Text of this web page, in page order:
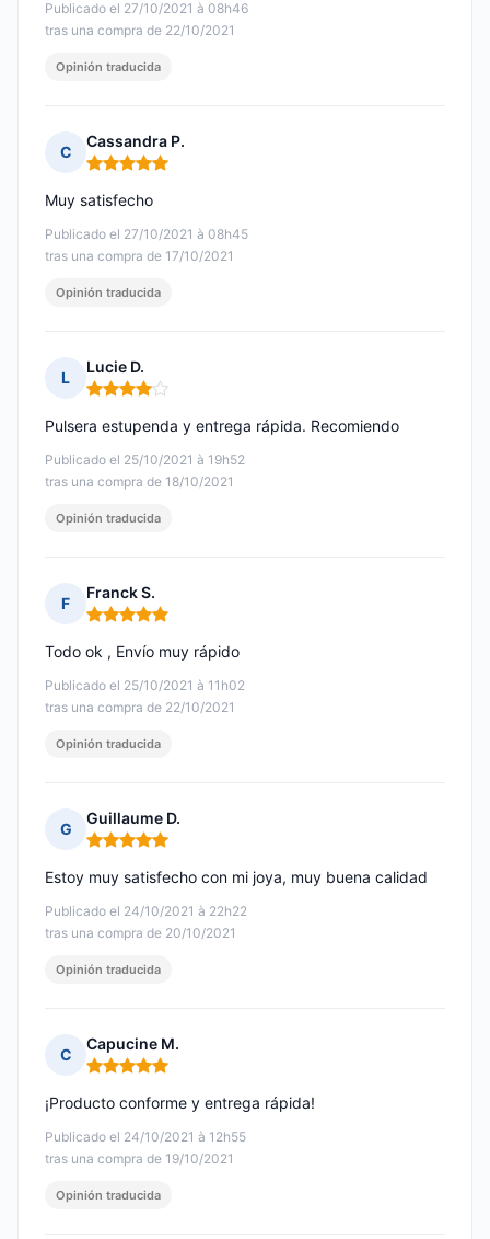
Publicado el 27/10/2021 à 08h46
tras una compra de 22/10/2021
Opinión traducida
C
Cassandra P.
Nota: 5 de 5
Publicado el 27/10/2021 à 08h45
tras una compra de 17/10/2021
Muy satisfecho
Opinión traducida
L
Lucie D.
Nota: 4 de 5
Publicado el 25/10/2021 à 19h52
tras una compra de 18/10/2021
Pulsera estupenda y entrega rápida. Recomiendo
Opinión traducida
F
Franck S.
Nota: 5 de 5
Publicado el 25/10/2021 à 11h02
tras una compra de 22/10/2021
Todo ok , Envío muy rápido
Opinión traducida
G
Guillaume D.
Nota: 5 de 5
Publicado el 24/10/2021 à 22h22
tras una compra de 20/10/2021
Estoy muy satisfecho con mi joya, muy buena calidad
Opinión traducida
C
Capucine M.
Nota: 5 de 5
Publicado el 24/10/2021 à 12h55
tras una compra de 19/10/2021
¡Producto conforme y entrega rápida!
Opinión traducida